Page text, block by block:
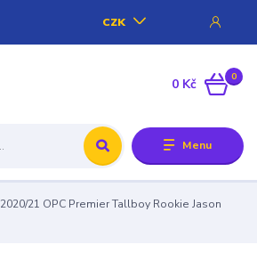
Menu
CZK
0
0 Kč
2020/21 OPC Premier Tallboy Rookie Jason